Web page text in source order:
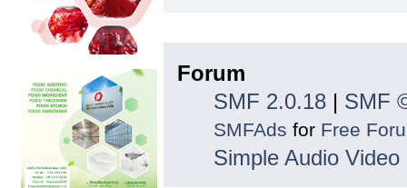
Forum
SMF 2.0.18| SMF
SMFAds for Free
Simple Audio